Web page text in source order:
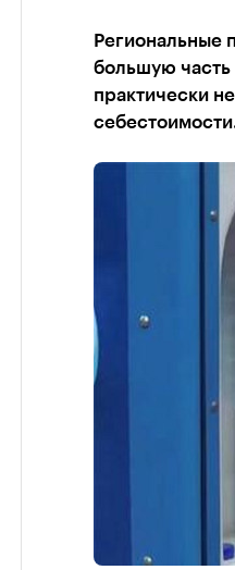
Региональные
большую часть
практически